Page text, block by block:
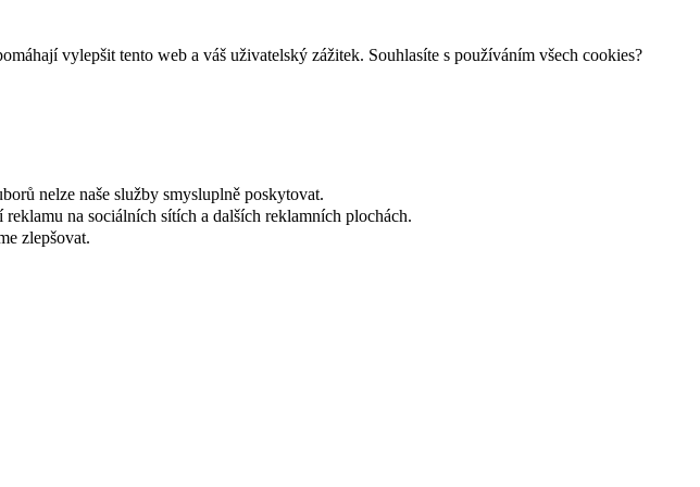
vylepšit tento web a váš uživatelský zážitek. Souhlasíte s používáním všech cookies?
nelze naše služby smysluplně poskytovat.
na sociálních sítích a dalších reklamních plochách.
zlepšovat.